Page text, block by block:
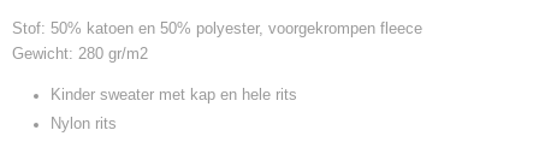
Stof: 50% katoen en 50% polyester, voorgekrompen fleece
Gewicht: 280 gr/m2
Kinder sweater met kap en hele rits
Nylon rits